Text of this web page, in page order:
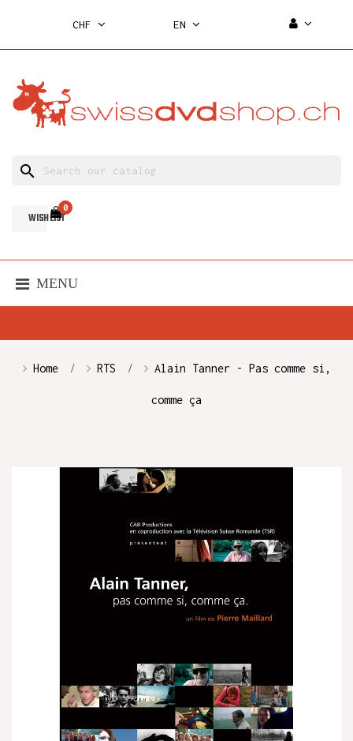
CHF EN
search
WISH LIST
0
MENU
Home RTS Alain Tanner - Pas comme si,
comme ça